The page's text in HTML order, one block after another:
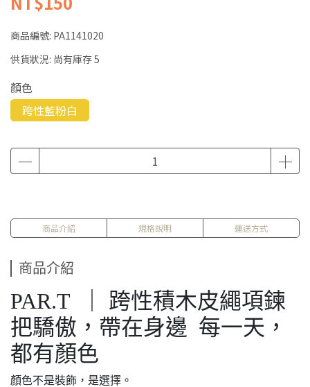
商品編號: PA1141020
供貨狀況: 尚有庫存 5
顏色
跨性藍粉白
商品介紹 規格說明 運送方式
商品介紹
PAR.T ｜ 跨性積木皮繩項鍊
把驕傲，帶在身邊 每一天，
都有顏色
顏色不是裝飾，是選擇。